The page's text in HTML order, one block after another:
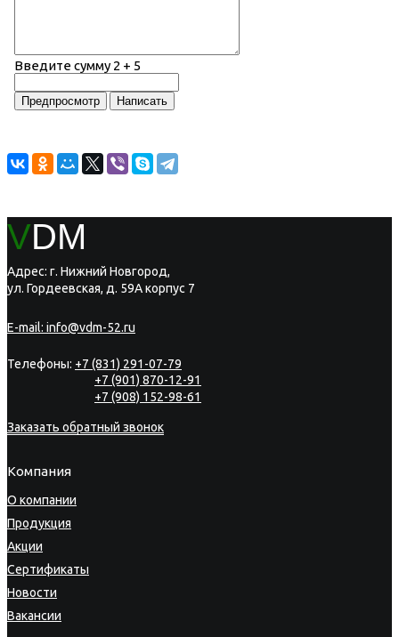
Введите сумму 2 + 5
VDM
Адрес: г. Нижний Новгород,
ул. Гордеевская, д. 59А корпус 7
E-mail: info@vdm-52.ru
Телефоны: +7 (831) 291-07-79
+7 (901) 870-12-91
+7 (908) 152-98-61
Заказать обратный звонок
Компания
О компании
Продукция
Акции
Сертификаты
Новости
Вакансии